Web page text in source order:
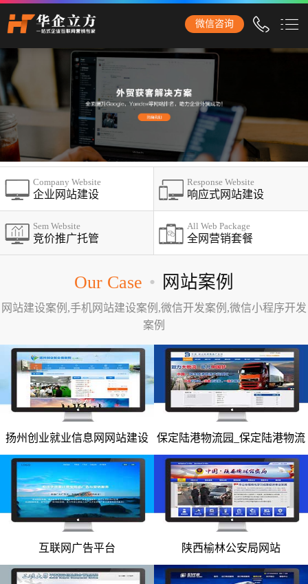
销型网站建设、商城网站建设、品牌网站建设、响应式网站建
设、手机网站建设、网站改版、竞价托管、小程序开发等服务！
泰安网站建设
网站建设
企业网站建设
外贸网站建设
营销网站建设
品牌网站建设
手机网站建设
竞价托管
全网营销
爱采购代运营
小红书代运营
知乎代运营
网站案例
微信咨询
Company Website
企业网站建设
Response Website
响应式网站建设
Sem Website
竞价推广托管
All Web Package
全网营销套餐
Our Case • 网站案例
网站建设案例,手机网站建设案例,微信开发案例,微信小程序开发
案例
扬州创业就业信息网网站建设
保定陆港物流园_保定陆港物流
园网站
互联网广告平台
陕西榆林公安局网站